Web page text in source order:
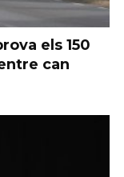
els 150
can